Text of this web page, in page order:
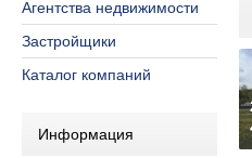
Агентства недвижимости
Застройщики
Каталог компаний
Информация